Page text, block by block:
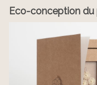
Eco-conception du